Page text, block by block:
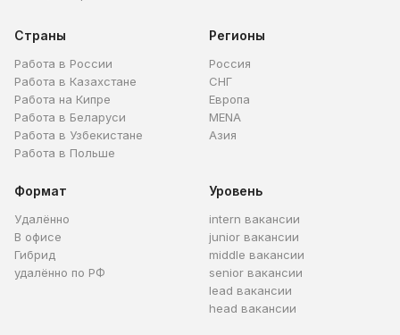
Страны
Работа в России
Работа в Казахстане
Работа на Кипре
Работа в Беларуси
Работа в Узбекистане
Работа в Польше
Регионы
Россия
СНГ
Европа
MENA
Азия
Формат
Удалённо
В офисе
Гибрид
удалённо по РФ
Уровень
intern вакансии
junior вакансии
middle вакансии
senior вакансии
lead вакансии
head вакансии